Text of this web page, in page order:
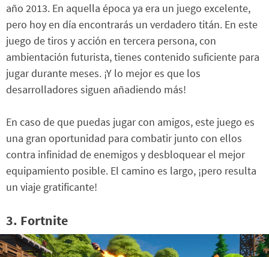
año 2013. En aquella época ya era un juego excelente,
pero hoy en día encontrarás un verdadero titán. En este
juego de tiros y acción en tercera persona, con
ambientación futurista, tienes contenido suficiente para
jugar durante meses. ¡Y lo mejor es que los
desarrolladores siguen añadiendo más!
En caso de que puedas jugar con amigos, este juego es
una gran oportunidad para combatir junto con ellos
contra infinidad de enemigos y desbloquear el mejor
equipamiento posible. El camino es largo, ¡pero resulta
un viaje gratificante!
3. Fortnite